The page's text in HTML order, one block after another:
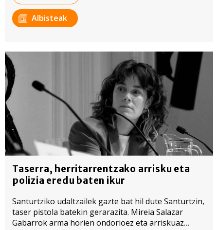
Albisteak
Taserra, herritarrentzako arrisku eta
polizia eredu baten ikur
Santurtziko udaltzailek gazte bat hil dute Santurtzin,
taser pistola batekin gerarazita. Mireia Salazar
Gabarrok arma horien ondorioez eta arriskuaz